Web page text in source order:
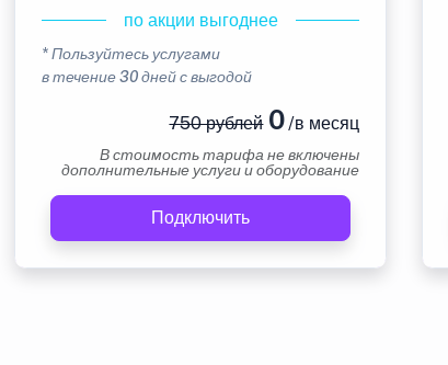
по акции выгоднее
* Пользуйтесь услугами
в течение 30 дней с выгодой
750 рублей0/в месяц
В стоимость тарифа не включены
дополнительные услуги и оборудование
Подключить